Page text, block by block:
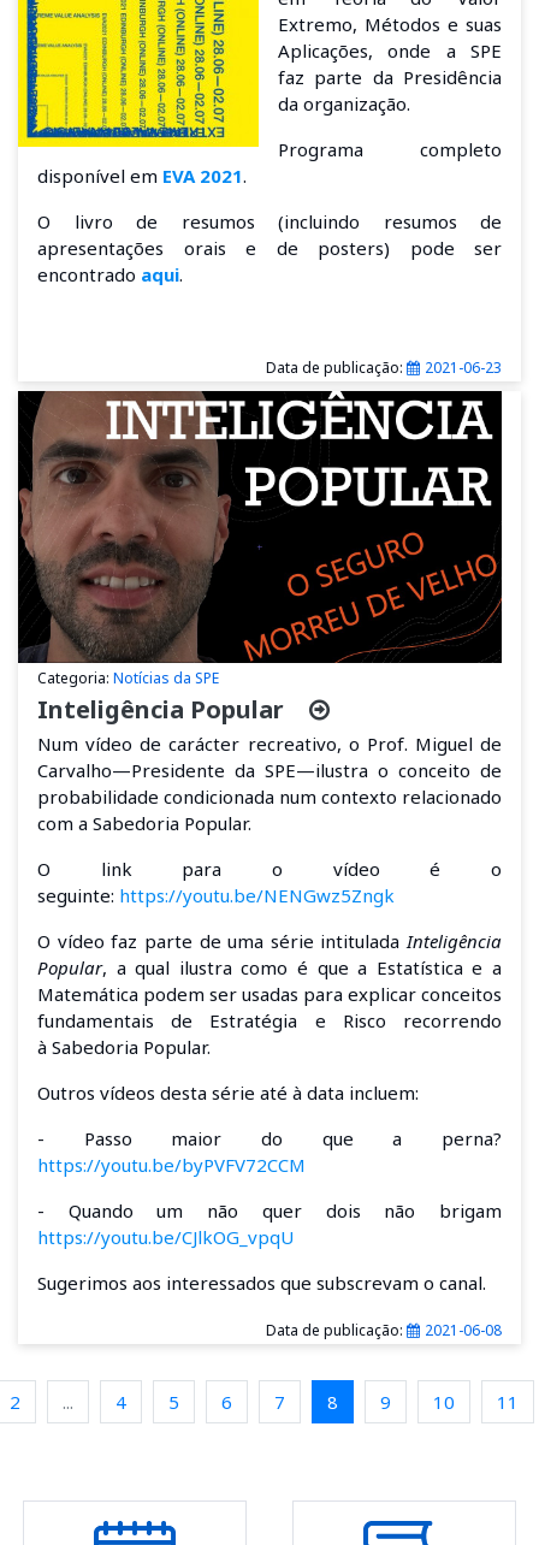
Extremo, Métodos e suas
Aplicações, onde a SPE
faz parte da Presidência
da organização.
Programa completo
disponível em EVA 2021.
O livro de resumos (incluindo resumos de
apresentações orais e de posters) pode ser
encontrado aqui.
Data de publicação: 2021-06-23
Categoria: Notícias da SPE
Inteligência Popular
Num vídeo de carácter recreativo, o Prof. Miguel de
Carvalho—Presidente da SPE—ilustra o conceito de
probabilidade condicionada num contexto relacionado
com a Sabedoria Popular.
O link para o vídeo é o
seguinte: https://youtu.be/NENGwz5Zngk
O vídeo faz parte de uma série intituladaInteligência
Popular, a qual ilustra como é que a Estatística e a
Matemática podem ser usadas para explicar conceitos
fundamentais de Estratégia e Risco recorrendo
à Sabedoria Popular.
Outros vídeos desta série até à data incluem:
- Passo maior do que a perna?
https://youtu.be/byPVFV72CCM
- Quando um não quer dois não brigam
https://youtu.be/CJlkOG_vpqU
Sugerimos aos interessados que subscrevam o canal.
Data de publicação: 2021-06-08
2 ... 4 5 6 7 8 9 10 11